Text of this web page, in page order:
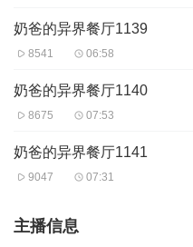
奶爸的异界餐厅1139
8541 06:58
奶爸的异界餐厅1140
8675 07:53
奶爸的异界餐厅1141
9047 07:31
主播信息